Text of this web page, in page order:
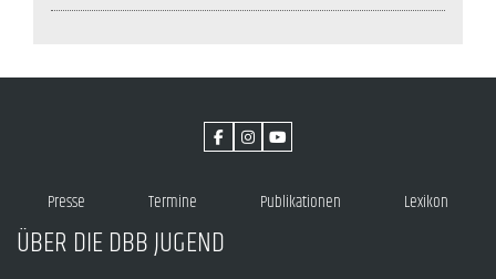
Presse Termine Publikationen Lexikon
ÜBER DIE DBB JUGEND